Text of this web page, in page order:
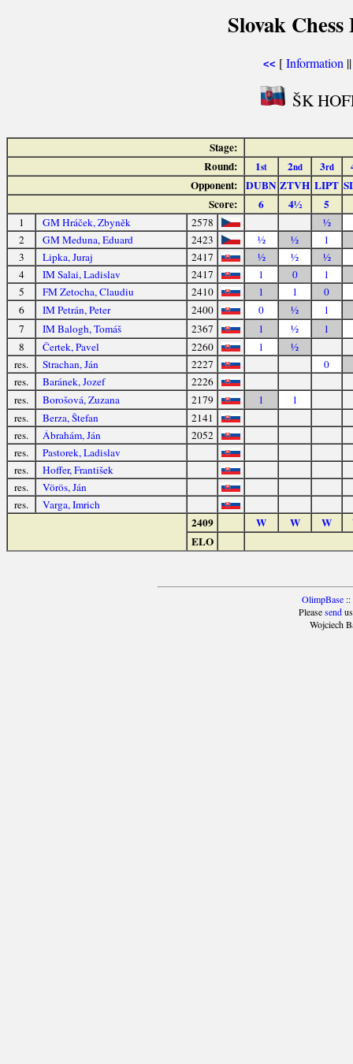
Slovak
<< [Information
ŠK
Stage:
Round:
1st 2nd 3rd
Opponent: DUBN ZTVH LIPT
Score:
6 4½ 5
1 GM Hráček, Zbyněk 2578
½
2
GM Meduna, Eduard 2423 ½ ½
1
3
Lipka, Juraj 2417 ½ ½
½
4
IM Salai, Ladislav 2417 1 0
1
5
FM Zetocha, Claudiu 2410 1 1
0
6
IM Petrán, Peter 2400 0 ½
1
7
IM Balogh, Tomáš 2367 1 ½
1
8
Čertek, Pavel 2260 1
½
res.
Strachan, Ján 2227
0
res.
Baránek, Jozef
2226
res.
Borošová, Zuzana 2179 1
1
res.
Berza, Štefan
2141
res.
Ábrahám, Ján
2052
res.
Pastorek, Ladislav
res.
Hoffer, František
res.
Vörös, Ján
res.
Varga, Imrich
2409 W W W
ELO
OlimpBase::
Pleasesendus
Wojciech